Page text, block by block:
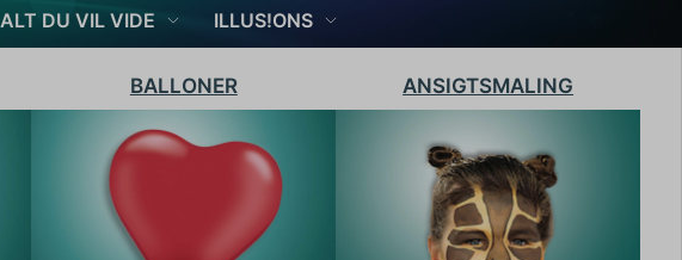
ALT DU VIL VIDE ILLUS!ONS
BALLONER ANSIGTSMALING